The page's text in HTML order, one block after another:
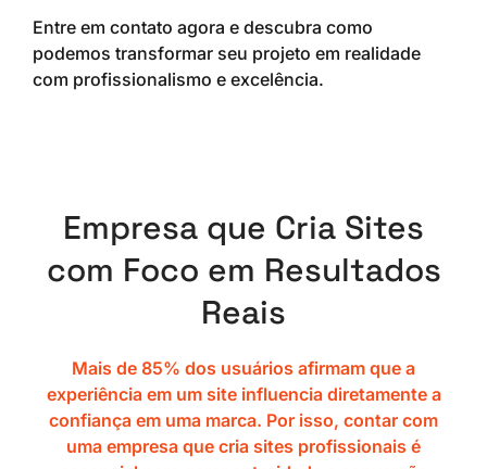
Entre em contato agora e descubra como
podemos transformar seu projeto em realidade
com profissionalismo e excelência.
Empresa que Cria Sites
com Foco em Resultados
Reais
Mais de 85% dos usuários afirmam que a
experiência em um site influencia diretamente a
confiança em uma marca. Por isso, contar com
uma empresa que cria sites profissionais é